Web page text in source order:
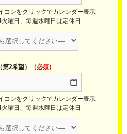
コンをクリックでカレンダー表示
曜日、毎週水曜日は定休日
2希望） （必須）
コンをクリックでカレンダー表示
曜日、毎週水曜日は定休日